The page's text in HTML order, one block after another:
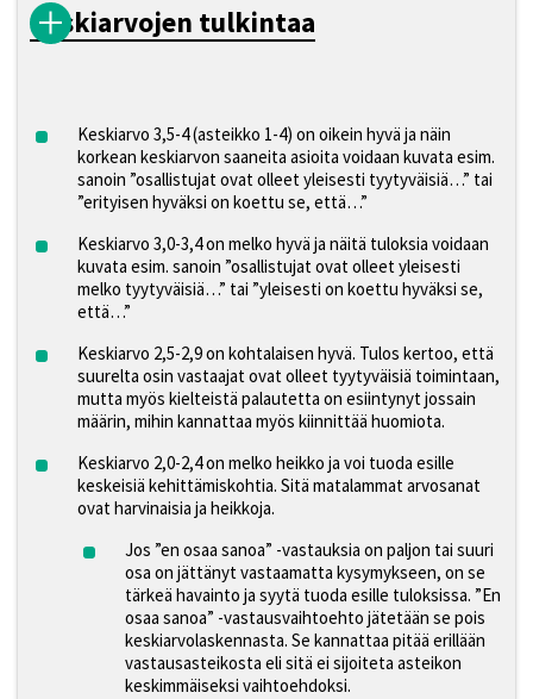
Keskiarvojen tulkintaa
Keskiarvo 3,5-4 (asteikko 1-4) on oikein hyvä ja näin
korkean keskiarvon saaneita asioita voidaan kuvata esim.
sanoin ”osallistujat ovat olleet yleisesti tyytyväisiä…” tai
”erityisen hyväksi on koettu se, että…”
Keskiarvo 3,0-3,4 on melko hyvä ja näitä tuloksia voidaan
kuvata esim. sanoin ”osallistujat ovat olleet yleisesti
melko tyytyväisiä…” tai ”yleisesti on koettu hyväksi se,
että…”
Keskiarvo 2,5-2,9 on kohtalaisen hyvä. Tulos kertoo, että
suurelta osin vastaajat ovat olleet tyytyväisiä toimintaan,
mutta myös kielteistä palautetta on esiintynyt jossain
määrin, mihin kannattaa myös kiinnittää huomiota.
Keskiarvo 2,0-2,4 on melko heikko ja voi tuoda esille
keskeisiä kehittämiskohtia. Sitä matalammat arvosanat
ovat harvinaisia ja heikkoja.
Jos ”en osaa sanoa” -vastauksia on paljon tai suuri
osa on jättänyt vastaamatta kysymykseen, on se
tärkeä havainto ja syytä tuoda esille tuloksissa. ”En
osaa sanoa” -vastausvaihtoehto jätetään se pois
keskiarvolaskennasta. Se kannattaa pitää erillään
vastausasteikosta eli sitä ei sijoiteta asteikon
keskimmäiseksi vaihtoehdoksi.